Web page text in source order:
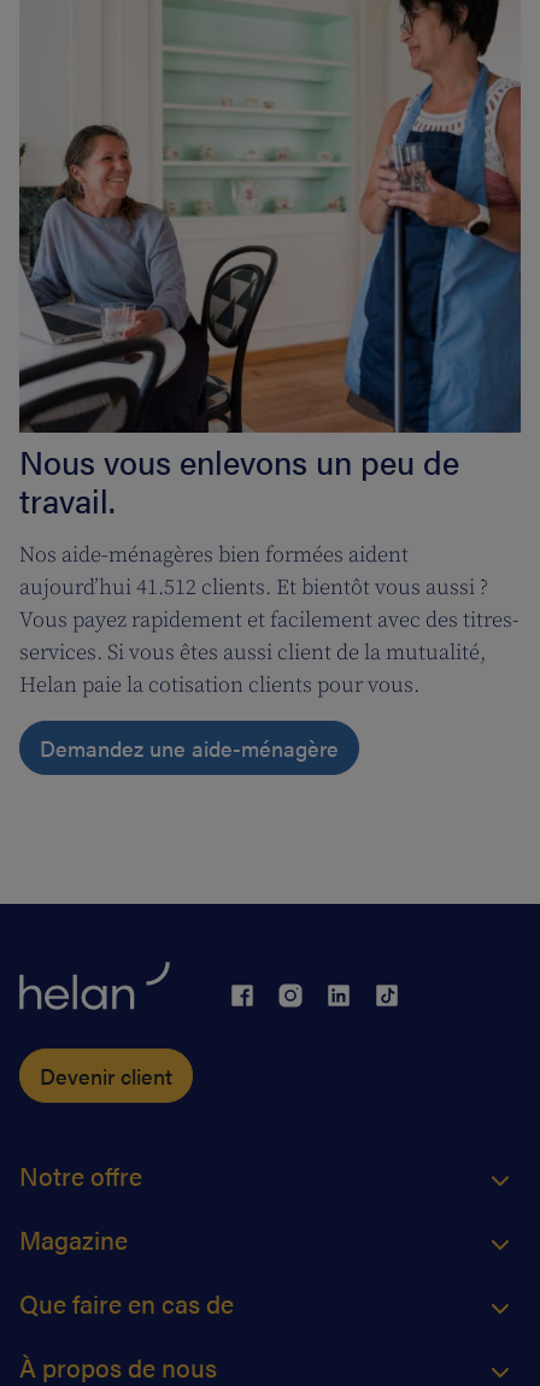
Nous vous enlevons un peu de
travail.
Nos aide-ménagères bien formées aident
aujourd’hui 41.512 clients. Et bientôt vous aussi ?
Vous payez rapidement et facilement avec des titres-
services. Si vous êtes aussi client de la mutualité,
Helan paie la cotisation clients pour vous.
Demandez une aide-ménagère
Devenir client
Notre offre
Magazine
Que faire en cas de
À propos de nous